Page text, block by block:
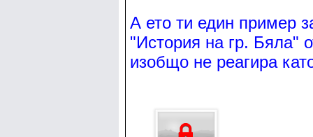
А ето ти един пример
"История на гр. Бяла"
изобщо не реагира